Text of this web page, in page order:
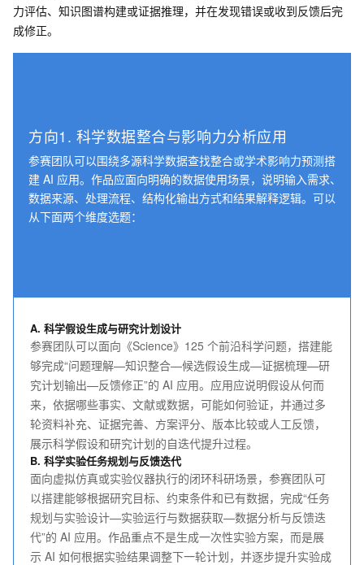
力评估、知识图谱构建或证据推理，并在发现错误或收到反馈后完
成修正。
方向1. 科学数据整合与影响力分析应用
参赛团队可以围绕多源科学数据查找整合或学术影响力预测搭
建 AI 应用。作品应面向明确的数据使用场景，说明输入需求、
数据来源、处理流程、结构化输出方式和结果解释逻辑。可以
从下面两个维度选题：
A. 科学假设生成与研究计划设计
参赛团队可以面向《Science》125 个前沿科学问题，搭建能
够完成“问题理解—知识整合—候选假设生成—证据梳理—研
究计划输出—反馈修正”的 AI 应用。应用应说明假设从何而
来，依据哪些事实、文献或数据，可能如何验证，并通过多
轮资料补充、证据完善、方案评分、版本比较或人工反馈，
展示科学假设和研究计划的自迭代提升过程。
B. 科学实验任务规划与反馈迭代
面向虚拟仿真或实验仪器执行的闭环科研场景，参赛团队可
以搭建能够根据研究目标、约束条件和已有数据，完成“任务
规划与实验设计—实验运行与数据获取—数据分析与反馈迭
代”的 AI 应用。作品重点不是生成一次性实验方案，而是展
示 AI 如何根据实验结果调整下一轮计划，并逐步提升实验成